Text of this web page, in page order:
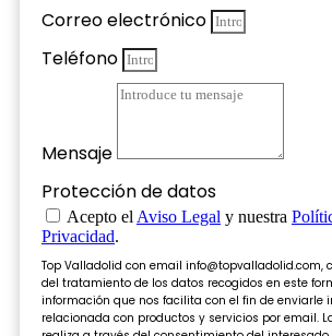
Correo electrónico
Teléfono
Mensaje
Protección de datos
Acepto el Aviso Legal y nuestra
Privacidad.
Top Valladolid con email info@topvalladolid.com,
del tratamiento de los datos recogidos en este
información que nos facilita con el fin de enviarle
relacionada con productos y servicios por email.